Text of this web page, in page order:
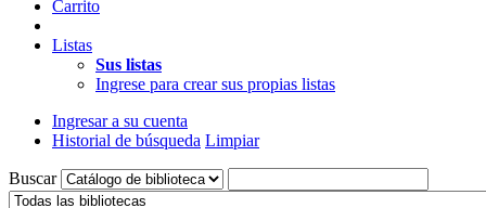
Carrito
Listas
Sus listas
Ingrese para crear sus propias listas
Ingresar a su cuenta
Historial de búsqueda Limpiar
Buscar